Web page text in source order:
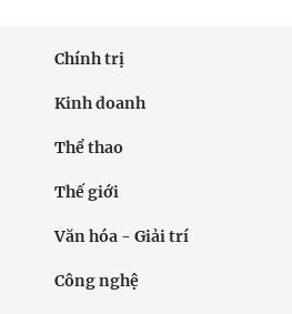
Chính trị
Kinh doanh
Thể thao
Thế giới
Văn hóa - Giải trí
Công nghệ